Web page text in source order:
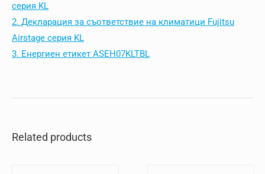
серия KL
2. Декларация за съответствие на климатици Fujitsu
Airstage серия KL
3. Енергиен етикет ASEH07KLTBL
Related products